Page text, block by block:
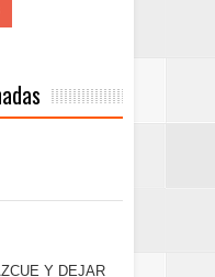
Y DEJAR